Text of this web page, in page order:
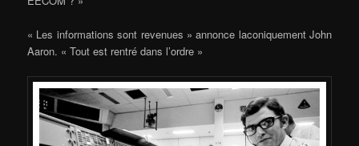
« Les informations sont revenues » annonce laconiquement John
Aaron. « Tout est rentré dans l’ordre »